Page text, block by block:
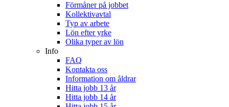
Förmåner på jobbet
Kollektivavtal
Typ av arbete
Lön efter yrke
Olika typer av lön
Info
FAQ
Kontakta oss
Information om åldrar
Hitta jobb 13 år
Hitta jobb 14 år